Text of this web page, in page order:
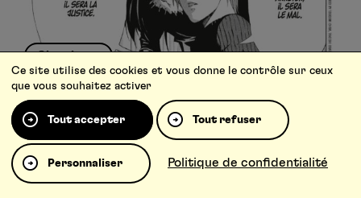
Chroniques
TOP 15 DES CITATIONS DE DEATH NOTE
6544
Ce site utilise des cookies et vous donne le contrôle sur ceux
que vous souhaitez activer
Tout accepter Tout refuser
Personnaliser Politique de confidentialité